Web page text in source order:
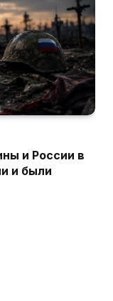
и России в
и были